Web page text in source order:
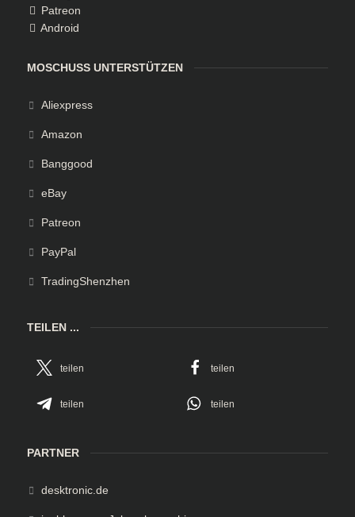
Patreon
Android
MOSCHUSS UNTERSTÜTZEN
Aliexpress
Amazon
Banggood
eBay
Patreon
PayPal
TradingShenzhen
TEILEN ...
teilen teilen
teilen teilen
PARTNER
desktronic.de